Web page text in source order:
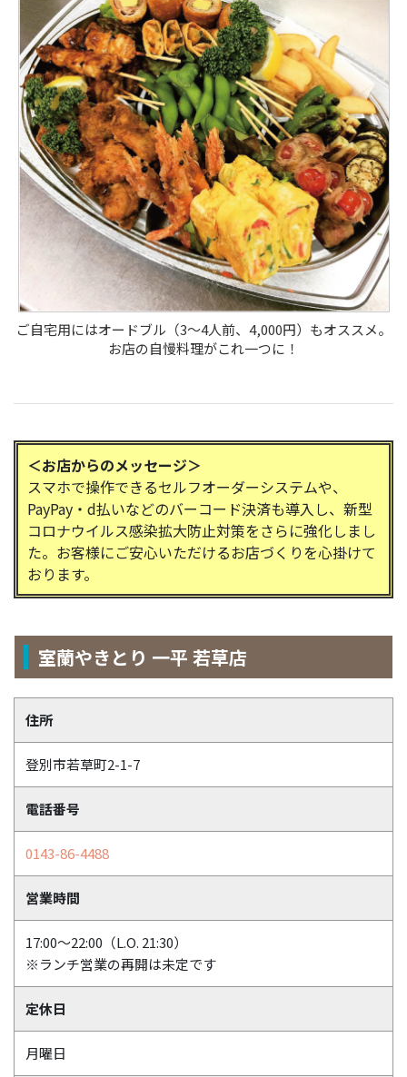
ご自宅用にはオードブル（3～4人前、4,000円）もオススメ。
お店の自慢料理がこれ一つに！
＜お店からのメッセージ＞
スマホで操作できるセルフオーダーシステムや、
PayPay・d払いなどのバーコード決済も導入し、新型
コロナウイルス感染拡大防止対策をさらに強化しまし
た。お客様にご安心いただけるお店づくりを心掛けて
おります。
室蘭やきとり 一平 若草店
住所
登別市若草町2-1-7
電話番号
0143-86-4488
営業時間
17:00～22:00（L.O. 21:30）
※ランチ営業の再開は未定です
定休日
月曜日